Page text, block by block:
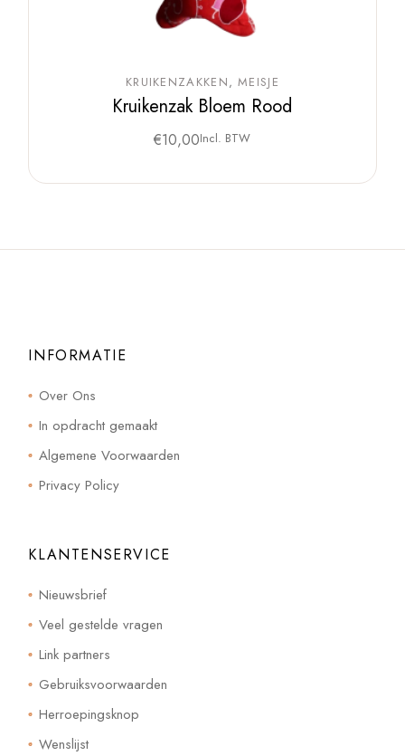
KRUIKENZAKKEN MEISJE
Kruikenzak Bloem Rood
€10,00Incl. BTW
INFORMATIE
Over Ons
In opdracht gemaakt
Algemene Voorwaarden
Privacy Policy
KLANTENSERVICE
Nieuwsbrief
Veel gestelde vragen
Link partners
Gebruiksvoorwaarden
Herroepingsknop
Wenslijst